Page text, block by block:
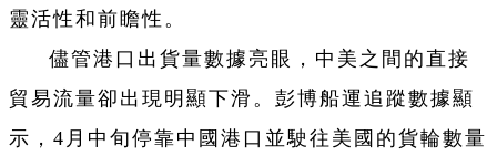
靈活性和前瞻性。
儘管港口出貨量數據亮眼，中美之間的直接
貿易流量卻出現明顯下滑。彭博船運追蹤數據顯
示，4月中旬停靠中國港口並駛往美國的貨輪數量